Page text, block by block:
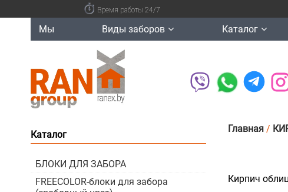
Время работы 24/7
Мы Виды заборов Каталог
Главная/
Кирпич
Каталог
БЛОКИ ДЛЯ ЗАБОРА
FREECOLOR-блоки для забора